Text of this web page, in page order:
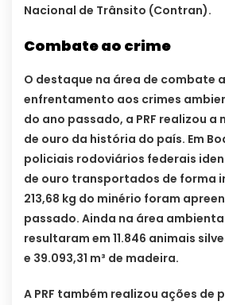
Nacional de Trânsito (Contran).
Combate ao crime
O destaque na área de combate
enfrentamento aos crimes
do ano passado, a PRF realizou a
de ouro da história do país. Em
policiais rodoviários federais
de ouro transportados de forma
213,68 kg do minério foram
passado. Ainda na área
resultaram em 11.846 animais
e 39.093,31 m³ de madeira.
A PRF também realizou ações de